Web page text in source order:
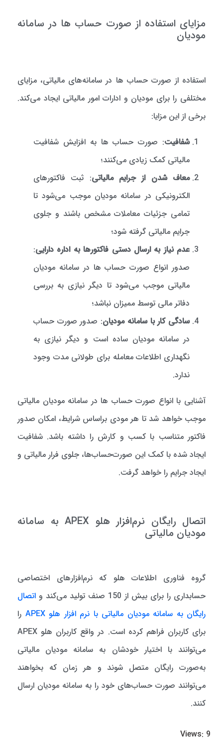
مزایای استفاده از صورت حساب ها در سامانه
مودیان
استفاده از صورت حساب ها در سامانه‌های مالیاتی، مزایای
مختلفی را برای مودیان و ادارات امور مالیاتی ایجاد می‌کند.
برخی از این مزایا:
شفافیت: صورت حساب ها به افزایش شفافیت
مالیاتی کمک زیادی می‌کنند؛
معاف شدن از جرایم مالیاتی: ثبت فاکتورهای
الکترونیکی در سامانه مودیان موجب می‌شود تا
تمامی جزئیات معاملات مشخص باشند و جلوی
جرایم مالیاتی گرفته شود؛
عدم نیاز به ارسال دستی فاکتورها به اداره دارایی:
صدور انواع صورت حساب ها در سامانه مودیان
مالیاتی موجب می‌شود تا دیگر نیازی به بررسی
دفاتر مالی توسط ممیزان نباشد؛
سادگی کار با سامانه مودیان: صدور صورت حساب
در سامانه مودیان ساده است و دیگر نیازی به
نگهداری اطلاعات معامله برای طولانی مدت وجود
ندارد.
آشنایی با انواع صورت حساب ها در سامانه مودیان مالیاتی
موجب خواهد شد تا هر مودی براساس شرایط، امکان صدور
فاکتور متناسب با کسب و کارش را داشته باشد. شفافیت
ایجاد شده با کمک این صورت‌حساب‌ها، جلوی فرار مالیاتی و
ایجاد جرایم را خواهد گرفت.
اتصال رایگان نرم‌افزار هلو APEX به سامانه
مودیان مالیاتی
گروه فناوری اطلاعات هلو که نرم‌افزارهای اختصاصی
حسابداری را برای بیش از 150 صنف تولید می‌کند و
اتصال
رایگان به سامانه مودیان مالیاتی با نرم افزار هلو APEX
را
برای کاربران فراهم کرده است. در واقع کاربران هلو APEX
می‌توانند با اختیار خودشان به سامانه مودیان مالیاتی
به‌صورت رایگان متصل شوند و هر زمان که بخواهند
می‌توانند صورت حساب‌های خود را به سامانه مودیان ارسال
کنند.
Views: 9